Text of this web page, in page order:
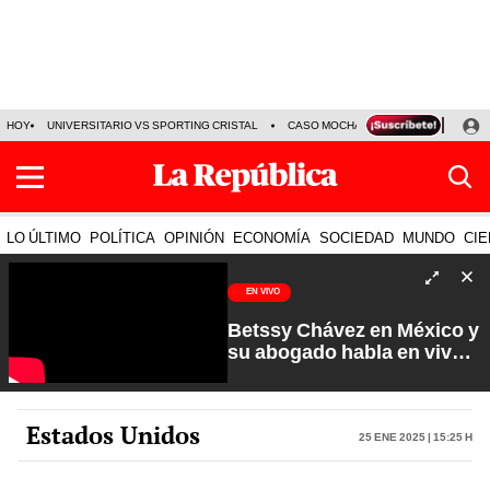
HOY UNIVERSITARIO VS SPORTING CRISTAL CASO MOCHASUELDOS
LO ÚLTIMO POLÍTICA OPINIÓN ECONOMÍA SOCIEDAD MUNDO
EN VIVO
Betssy Chávez en México y
su abogado habla en vivo |
Carlos Cornejo
Estados Unidos 25 Ene 2025 | 15:25 h